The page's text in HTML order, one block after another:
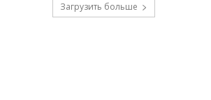
Загрузить больше